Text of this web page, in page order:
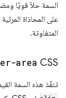
على المحاذاة
المتفاوتة.
CSS
area
تنفّذ هذه السمة